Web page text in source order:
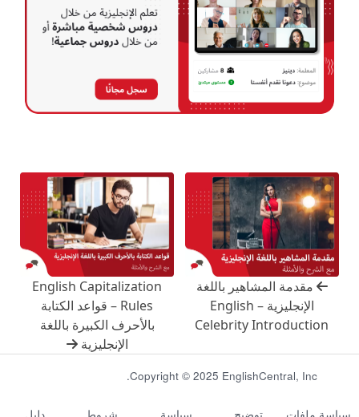
مقدمة المشاهير باللغة
الإنجليزية – English
Celebrity Introduction
English Capitalization
Rules – قواعد الكتابة
بالأحرف الكبيرة باللغة
الإنجليزية
Copyright © 2025 EnglishCentral, Inc.
سياسة ملفات توضيح سياسة شروط دليل